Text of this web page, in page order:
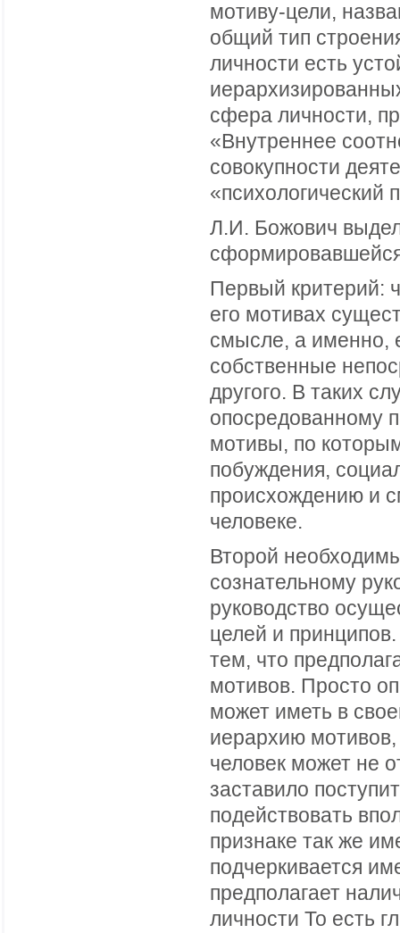
мотиву-цели,
общий тип
личности есть
сфера личности,
«Внутреннее
совокупности
«психологический
Л.И. Божович
Первый критерий:
его мотивах
смысле, а именно,
собственные
другого. В таких
опосредованному
мотивы, по
побуждения,
происхождению и
человеке.
Второй
сознательному
руководство
целей и
тем, что
мотивов. Просто
может иметь в
иерархию
человек может не
заставило
подействовать
признаке так же
подчеркивается
предполагает
личности То есть